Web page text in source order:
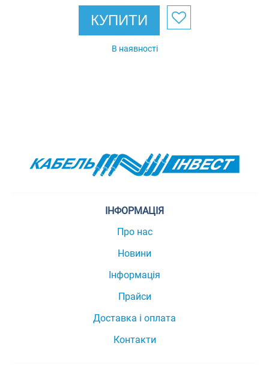
КУПИТИ
В наявності
ІНФОРМАЦІЯ
Про нас
Новини
Інформація
Прайси
Доставка і оплата
Контакти